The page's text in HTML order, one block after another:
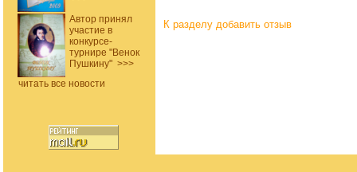
Автор принял
участие в
конкурсе-
турнире "Венок
Пушкину" >>>
читать все новости
К разделу добавить отзыв